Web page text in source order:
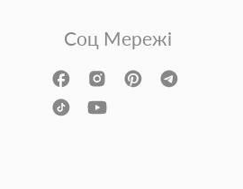
Соц Мережі